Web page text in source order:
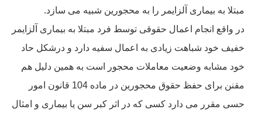
مبتلا به بیماری آلزایمر را به محجورین شبیه می سازد.
در واقع انجام اعمال حقوقی توسط فرد مبتلا به بیماری آلزایمر
خفیف خود شباهت زیادی به اعمال سفیه دارد و درشکل حاد
خود مشابه وضعیت معاملات محجور است به همین دلیل هم
مقنن برای حفظ حقوق محجورین در ماده 104 قانون امور
حسی مقرر می دارد کسی که در اثر کبر سن یا بیماری و امثال